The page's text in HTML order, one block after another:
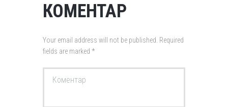
КОМЕНТАР
Your email address will not be published. Required
fields are marked *